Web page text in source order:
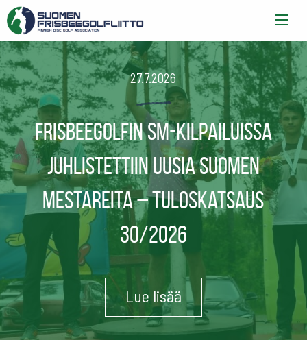
27.7.2026
Frisbeegolfin SM-kilpailuissa
juhlistettiin uusia Suomen
mestareita – Tuloskatsaus
30/2026
Lue lisää